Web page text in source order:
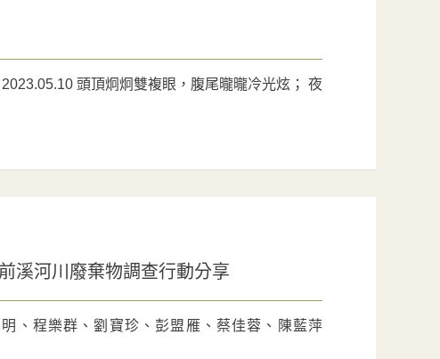
頭頂炯炯雙複眼，腹尾曨曨冷光炫； 夜
溪河川廢棄物調查行動分享
、程樂群、劉寶珍、彭盟雁、蔡佳蓉、陳藍萍